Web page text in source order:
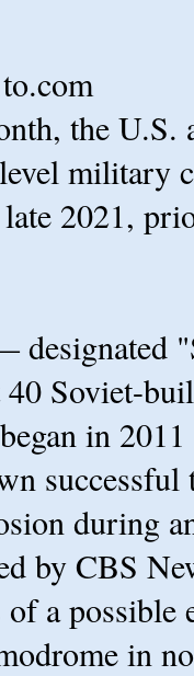
the U.S.
military
2021,
designated
40 Soviet-
in
successful
during
by CBS
of a
in